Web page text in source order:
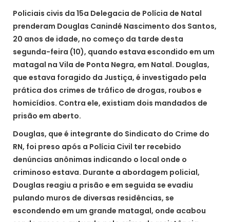
Policiais civis da 15a Delegacia de Polícia de Natal
prenderam Douglas Canindé Nascimento dos Santos,
20 anos de idade, no começo da tarde desta
segunda-feira (10), quando estava escondido em um
matagal na Vila de Ponta Negra, em Natal. Douglas,
que estava foragido da Justiça, é investigado pela
prática dos crimes de tráfico de drogas, roubos e
homicídios. Contra ele, existiam dois mandados de
prisão em aberto.
Douglas, que é integrante do Sindicato do Crime do
RN, foi preso após a Polícia Civil ter recebido
denúncias anônimas indicando o local onde o
criminoso estava. Durante a abordagem policial,
Douglas reagiu a prisão e em seguida se evadiu
pulando muros de diversas residências, se
escondendo em um grande matagal, onde acabou